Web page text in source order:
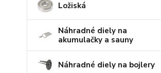
Ložiská
Náhradné diely na
akumulačky a sauny
Náhradné diely na bojlery